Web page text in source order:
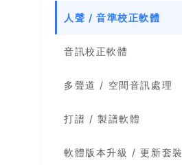
人聲 / 音準校正軟體
音訊校正軟體
多聲道 / 空間音訊處理
打譜 / 製譜軟體
軟體版本升級 / 更新套裝